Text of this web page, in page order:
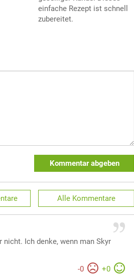
einfache Rezept ist schnell
zubereitet.
Kommentar abgeben
Alle Kommentare
Ich denke, wenn man Skyr
-0 +0